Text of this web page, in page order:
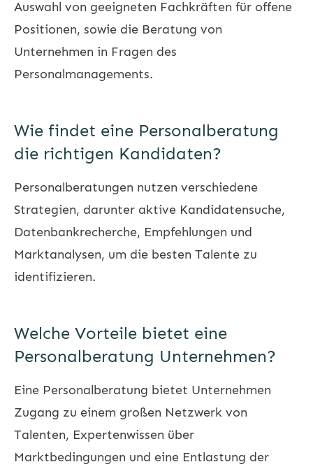
Auswahl von geeigneten Fachkräften für offene
Positionen, sowie die Beratung von
Unternehmen in Fragen des
Personalmanagements.
Wie findet eine Personalberatung
die richtigen Kandidaten?
Personalberatungen nutzen verschiedene
Strategien, darunter aktive Kandidatensuche,
Datenbankrecherche, Empfehlungen und
Marktanalysen, um die besten Talente zu
identifizieren.
Welche Vorteile bietet eine
Personalberatung Unternehmen?
Eine Personalberatung bietet Unternehmen
Zugang zu einem großen Netzwerk von
Talenten, Expertenwissen über
Marktbedingungen und eine Entlastung der